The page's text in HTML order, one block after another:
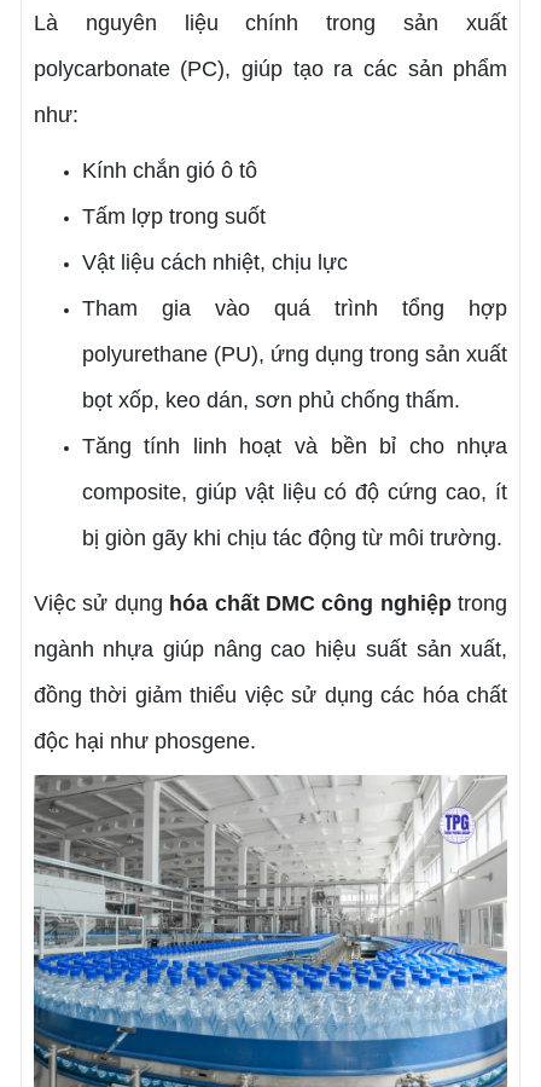
Là nguyên liệu chính trong sản xuất
polycarbonate (PC), giúp tạo ra các sản phẩm
như:
Kính chắn gió ô tô
Tấm lợp trong suốt
Vật liệu cách nhiệt, chịu lực
Tham gia vào quá trình tổng hợp
polyurethane (PU), ứng dụng trong sản xuất
bọt xốp, keo dán, sơn phủ chống thấm.
Tăng tính linh hoạt và bền bỉ cho nhựa
composite, giúp vật liệu có độ cứng cao, ít
bị giòn gãy khi chịu tác động từ môi trường.
Việc sử dụng hóa chất DMC công nghiệptrong
ngành nhựa giúp nâng cao hiệu suất sản xuất,
đồng thời giảm thiểu việc sử dụng các hóa chất
độc hại như phosgene.